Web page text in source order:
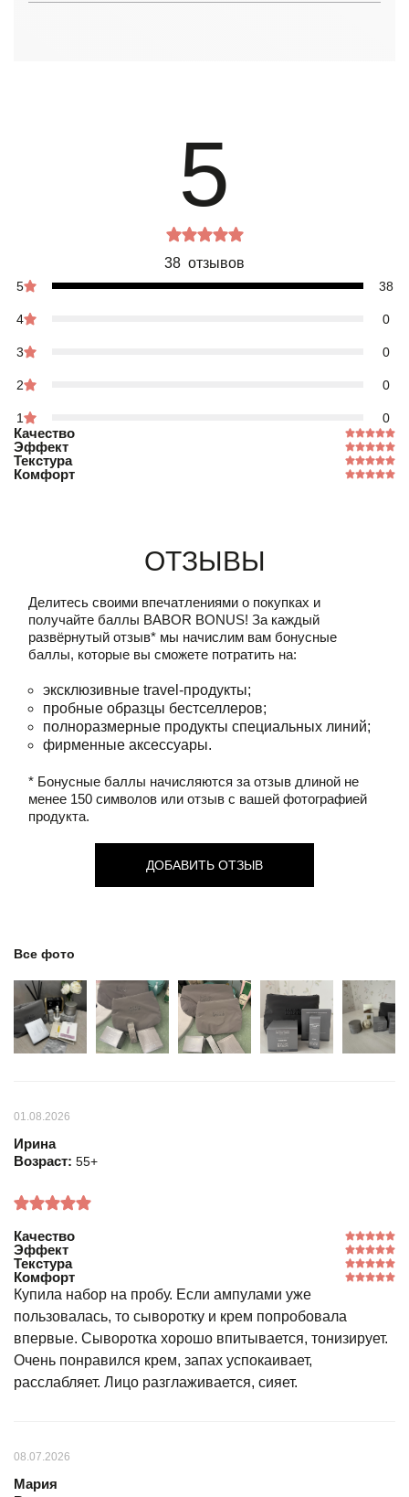
5
38 отзывов
5 38
4 0
3 0
2 0
1 0
Качество
Эффект
Текстура
Комфорт
Отзывы
Делитесь своими впечатлениями о покупках и
получайте баллы BABOR BONUS! За каждый
развёрнутый отзыв* мы начислим вам бонусные
баллы, которые вы сможете потратить на:
эксклюзивные travel-продукты;
пробные образцы бестселлеров;
полноразмерные продукты специальных линий;
фирменные аксессуары.
* Бонусные баллы начисляются за отзыв длиной не
менее 150 символов или отзыв с вашей фотографией
продукта.
ДОБАВИТЬ ОТЗЫВ
Все фото
01.08.2026
Ирина
Возраст: 55+
Качество
Эффект
Текстура
Комфорт
Купила набор на пробу. Если ампулами уже
пользовалась, то сыворотку и крем попробовала
впервые. Сыворотка хорошо впитывается, тонизирует.
Очень понравился крем, запах успокаивает,
расслабляет. Лицо разглаживается, сияет.
08.07.2026
Мария